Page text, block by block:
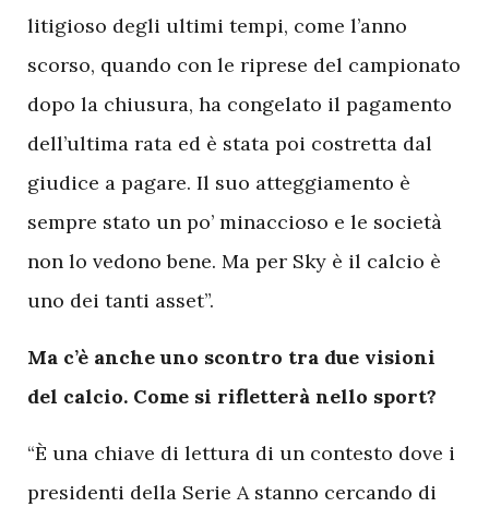
litigioso degli ultimi tempi, come l’anno
scorso, quando con le riprese del campionato
dopo la chiusura, ha congelato il pagamento
dell’ultima rata ed è stata poi costretta dal
giudice a pagare. Il suo atteggiamento è
sempre stato un po’ minaccioso e le società
non lo vedono bene. Ma per Sky è il calcio è
uno dei tanti asset”.
Ma c’è anche uno scontro tra due visioni
del calcio. Come si rifletterà nello sport?
“È una chiave di lettura di un contesto dove i
presidenti della Serie A stanno cercando di